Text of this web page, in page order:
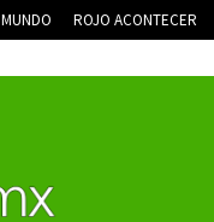
MUNDO ROJO ACONTECER